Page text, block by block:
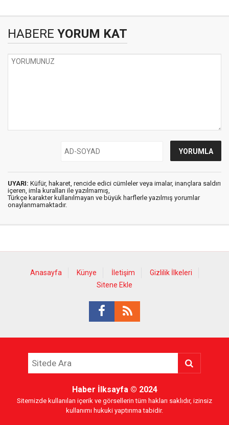
HABERE YORUM KAT
UYARI: Küfür, hakaret, rencide edici cümleler veya imalar, inançlara saldırı
içeren, imla kuralları ile yazılmamış,
Türkçe karakter kullanılmayan ve büyük harflerle yazılmış yorumlar
onaylanmamaktadır.
Anasayfa Künye İletişim
Gizlilik İlkeleri
Sitene Ekle
Haber İlksayfa© 2024
Sitemizde kullanılan içerik ve görsellerin tüm hakları saklıdır, izinsiz
kullanımı hukuki yaptırıma tabidir.